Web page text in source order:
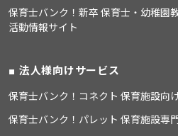
保育士バンク！新卒 保育士・幼稚園
活動情報サイト
法人様向けサービス
保育士バンク！コネクト 保育施設向
保育士バンク！パレット 保育施設専